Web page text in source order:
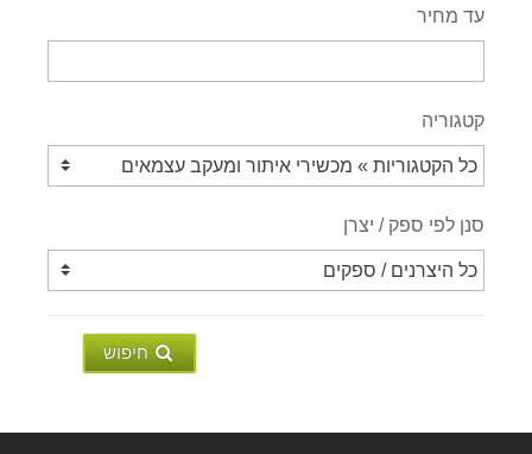
עד מחיר
קטגוריה
סנן לפי ספק / יצרן
חיפוש